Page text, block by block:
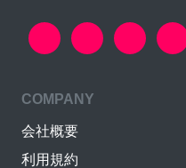
COMPANY
会社概要
利用規約